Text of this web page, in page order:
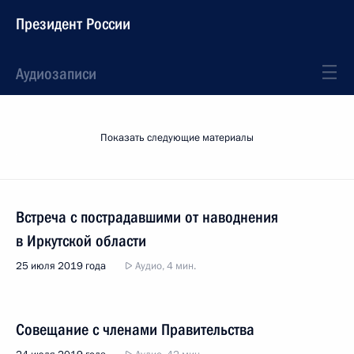
Президент России
Аудиозаписи
Показать следующие материалы
Встреча с пострадавшими от наводнения
в Иркутской области
25 июля 2019 года Аудио, 4 мин.
Совещание с членами Правительства